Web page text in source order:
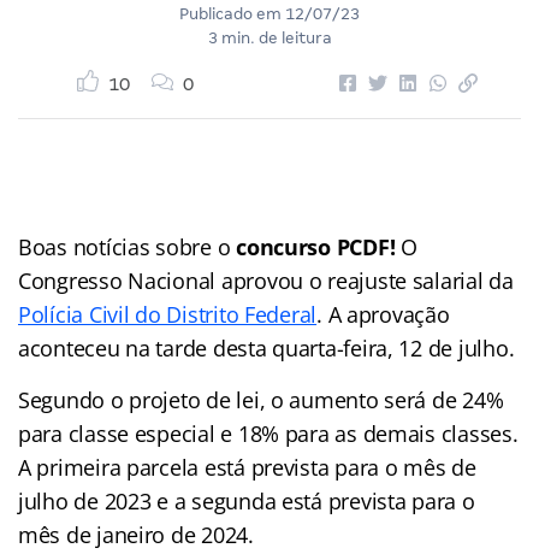
Publicado em 12/07/23
3 min. de leitura
10 0
Boas notícias sobre o concurso PCDF! O
Congresso Nacional aprovou o reajuste salarial da
Polícia Civil do Distrito Federal. A aprovação
aconteceu na tarde desta quarta-feira, 12 de julho.
Segundo o projeto de lei, o aumento será de 24%
para classe especial e 18% para as demais classes.
A primeira parcela está prevista para o mês de
julho de 2023 e a segunda está prevista para o
mês de janeiro de 2024.